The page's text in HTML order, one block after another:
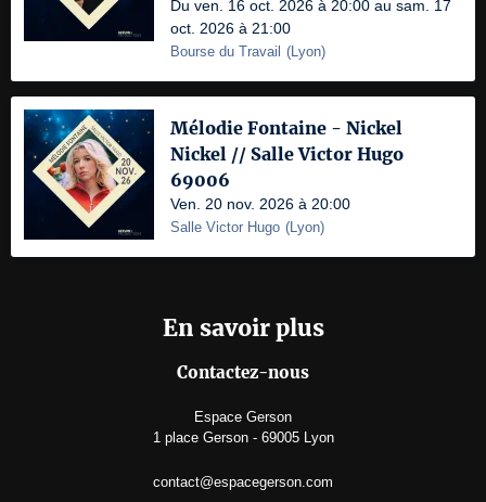
Du ven. 16 oct. 2026 à 20:00 au sam. 17
oct. 2026 à 21:00
Bourse du Travail (Lyon)
Mélodie Fontaine - Nickel
Nickel // Salle Victor Hugo
69006
Ven. 20 nov. 2026 à 20:00
Salle Victor Hugo (Lyon)
En savoir plus
Contactez-nous
Espace Gerson
1 place Gerson - 69005 Lyon
contact@espacegerson.com